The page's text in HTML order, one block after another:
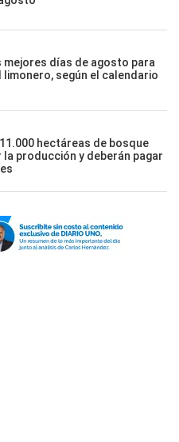
mejores días de agosto para
limonero, según el calendario
hectáreas de bosque
la producción y deberán pagar